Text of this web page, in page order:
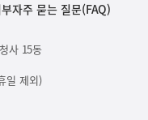
자주 묻는 질문(FAQ)
사 15동
일 제외)